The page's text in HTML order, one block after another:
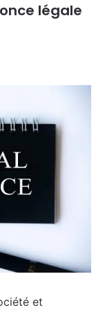
légale
et